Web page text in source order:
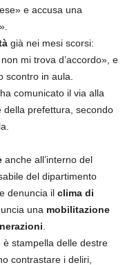
e accusa una
».
già nei mesi scorsi:
mi trova d’accordo», e
scontro in aula.
ha comunicato il via alla
della prefettura, secondo
anche all’interno del
del dipartimento
denuncia il clima di
una mobilitazione
.
stampella delle destre
contrastare i deliri,